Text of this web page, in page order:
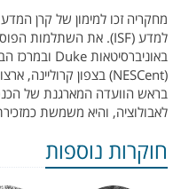
מחקריה זכו למימון של קרן
למדע (ISF). את השתלמות
באוניברסיטאות Duke ובמרכז
(NESCent)
בצפון קרוליינה,
בראש הוועדה המארגנת של
לאבולוציה, והיא משמשת
חוקרות נוספות